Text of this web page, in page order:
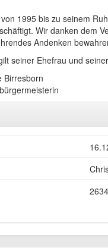
1995 bis zu seinem
Wir danken dem
Andenken
seiner Ehefrau und
Birresborn